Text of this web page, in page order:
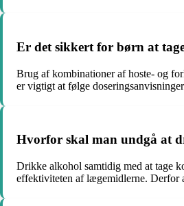
Er det sikkert for børn at
Brug af kombinationer af hoste- og
er vigtigt at følge
Hvorfor skal man undgå at
Drikke alkohol samtidig med at tage
effektiviteten af ​​lægemidlerne. Derfor